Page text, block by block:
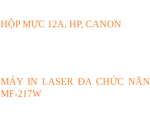
HỘP MỰC 12A, HP, CANON
MÁY IN LASER ĐA CHỨC
MF-217W